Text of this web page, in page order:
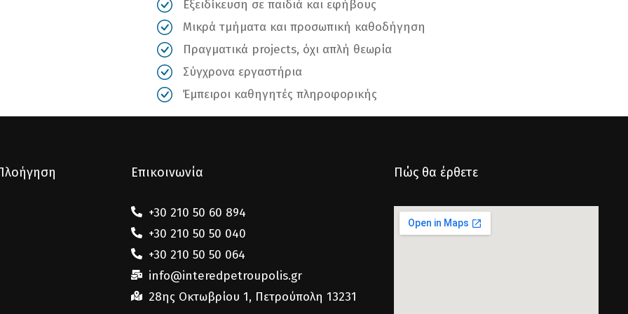
Εξειδίκευση σε παιδιά και εφήβους
Μικρά τμήματα και προσωπική καθοδήγηση
Πραγματικά projects, όχι απλή θεωρία
Σύγχρονα εργαστήρια
Έμπειροι καθηγητές πληροφορικής
Επικοινωνία
+30 210 50 60 894
+30 210 50 50 040
+30 210 50 50 064
info@interedpetroupolis.gr
28ης Οκτωβρίου 1, Πετρούπολη 13231
Πώς θα έρθετε